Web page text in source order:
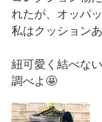
日本語
Indonesia
Türkçe
れたが、オッパ
私はクッション
紐可愛く結べな
調べよ🤩